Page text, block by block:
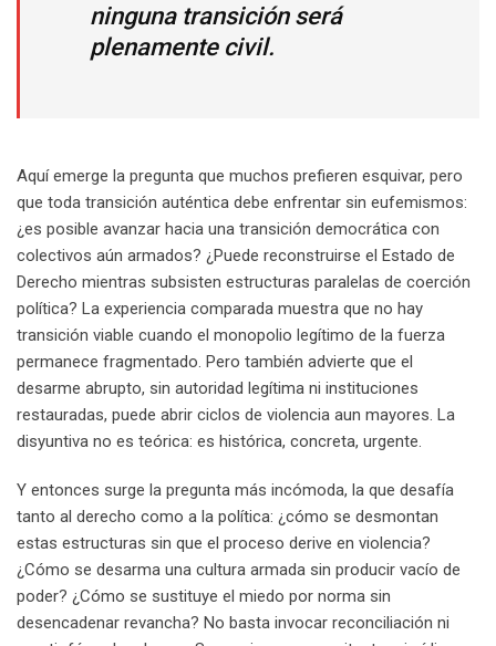
ninguna transición será
plenamente civil.
Aquí emerge la pregunta que muchos prefieren esquivar, pero
que toda transición auténtica debe enfrentar sin eufemismos:
¿es posible avanzar hacia una transición democrática con
colectivos aún armados? ¿Puede reconstruirse el Estado de
Derecho mientras subsisten estructuras paralelas de coerción
política? La experiencia comparada muestra que no hay
transición viable cuando el monopolio legítimo de la fuerza
permanece fragmentado. Pero también advierte que el
desarme abrupto, sin autoridad legítima ni instituciones
restauradas, puede abrir ciclos de violencia aun mayores. La
disyuntiva no es teórica: es histórica, concreta, urgente.
Y entonces surge la pregunta más incómoda, la que desafía
tanto al derecho como a la política: ¿cómo se desmontan
estas estructuras sin que el proceso derive en violencia?
¿Cómo se desarma una cultura armada sin producir vacío de
poder? ¿Cómo se sustituye el miedo por norma sin
desencadenar revancha? No basta invocar reconciliación ni